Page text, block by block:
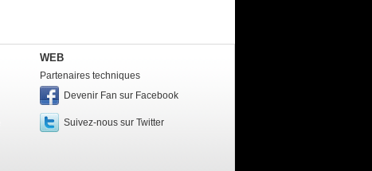
WEB
Partenaires techniques
Devenir Fan sur Facebook
Suivez-nous sur Twitter